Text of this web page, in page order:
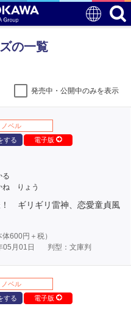
の一覧
発売中・公開中のみを表示
ノベル
する
電子版
ね りょう
ギリギリ雷神、恋愛童貞風
体600円＋税）
05月01日
判型：文庫判
ノベル
する
電子版